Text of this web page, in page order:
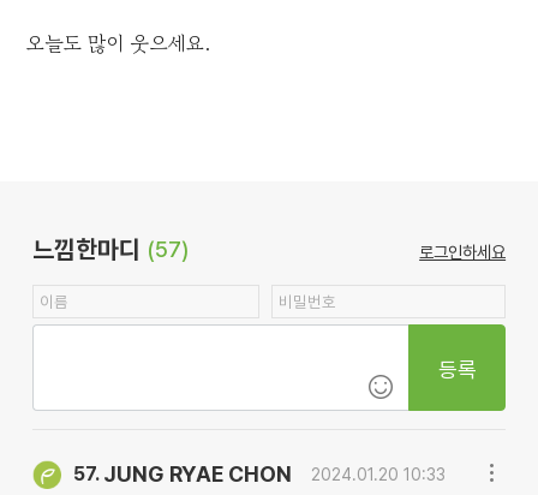
오늘도 많이 웃으세요.
느낌한마디 (57) 로그인하세요
등록
57. JUNG RYAE CHON 2024.01.20 10:33